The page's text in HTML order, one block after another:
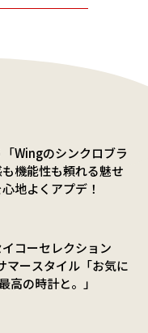
「Wingのシンクロブラ
機能性も頼れる魅せ
地よくアプデ！
コーセレクション
マースタイル「お気に
高の時計と。」